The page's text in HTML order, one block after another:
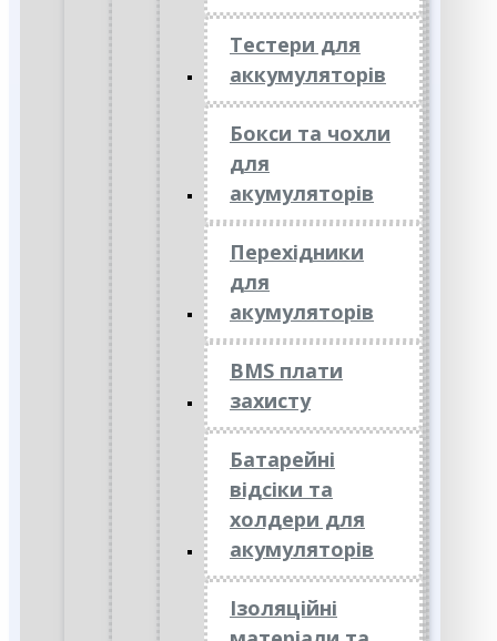
Тестери для
аккумуляторів
Бокси та чохли
для
акумуляторів
Перехідники
для
акумуляторів
BMS плати
захисту
Батарейні
відсіки та
холдери для
акумуляторів
Ізоляційні